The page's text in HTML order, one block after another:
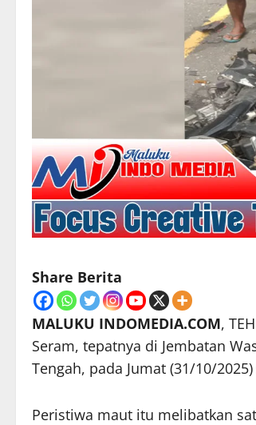
Share Berita
MALUKU INDOMEDIA.COM,
Seram, tepatnya di Jembatan
Tengah, pada Jumat (31/10/
Peristiwa maut itu melibatkan